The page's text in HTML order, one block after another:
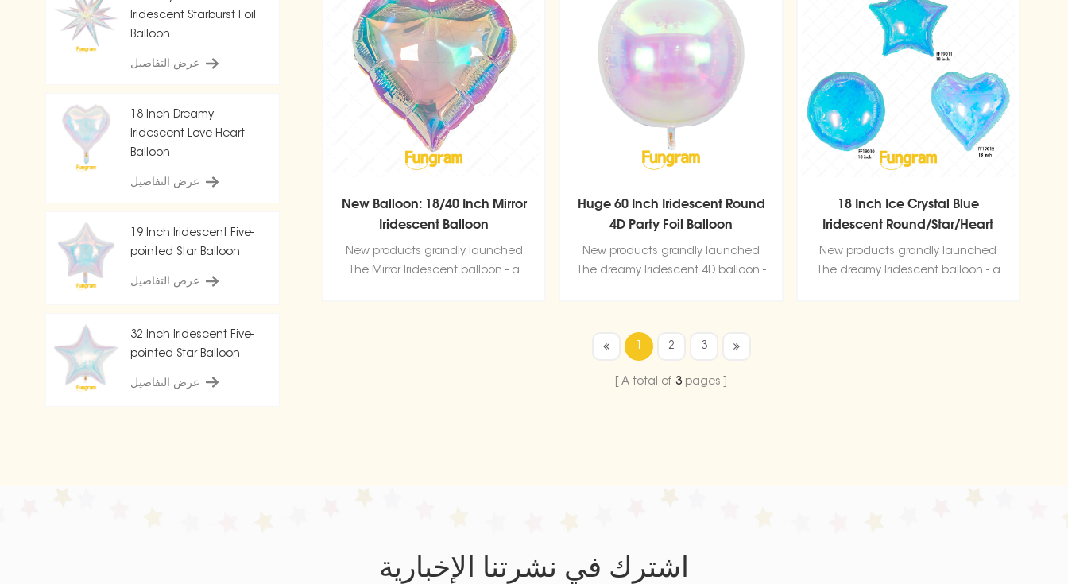
New Balloon: 18/40 Inch Mirror
Iridescent Balloon
New products grandly launched
The Mirror Iridescent balloon - a
Huge 60 Inch Iridescent Round
4D Party Foil Balloon
New products grandly launched
The dreamy Iridescent 4D balloon -
hues.
18 Inch Ice Crystal Blue
Iridescent Round/Star/Heart
Balloon
New products grandly launched
The dreamy Iridescent balloon - a
2 3
A total of 3 pages
Iridescent Starburst Foil
Balloon
عرض التفاصيل
18 Inch Dreamy
Iridescent Love Heart
Balloon
عرض التفاصيل
19 Inch Iridescent Five-
pointed Star Balloon
عرض التفاصيل
32 Inch Iridescent Five-
pointed Star Balloon
عرض التفاصيل
اشترك في نشرتنا الإخبارية